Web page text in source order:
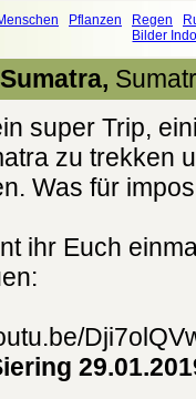
Pflanzen Regen
Bilder
super Trip,
zu trekken
Was für
ihr Euch